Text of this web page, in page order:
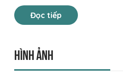
Đọc tiếp
Hình ảnh